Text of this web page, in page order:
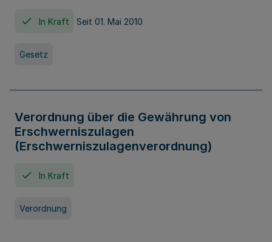
In Kraft Seit 01. Mai 2010
Gesetz
Verordnung über die Gewährung von
Erschwerniszulagen
(Erschwerniszulagenverordnung)
In Kraft
Verordnung